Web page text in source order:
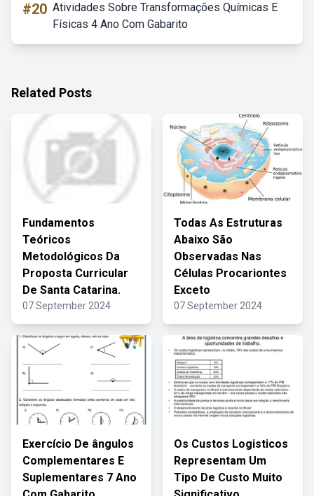
#20 Atividades Sobre Transformações Químicas E
Físicas 4 Ano Com Gabarito
Related Posts
Fundamentos
Teóricos
Metodológicos Da
Proposta Curricular
De Santa Catarina.
07 September 2024
Todas As Estruturas
Abaixo São
Observadas Nas
Células Procariontes
Exceto
07 September 2024
Exercício De ângulos
Complementares E
Suplementares 7 Ano
Os Custos Logisticos
Representam Um
Tipo De Custo Muito